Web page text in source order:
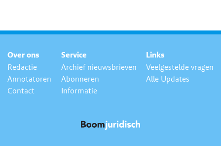
Over ons
Redactie
Annotatoren
Contact
Service
Archief nieuwsbrieven
Abonneren
Informatie
Links
Veelgestelde vragen
Alle Updates